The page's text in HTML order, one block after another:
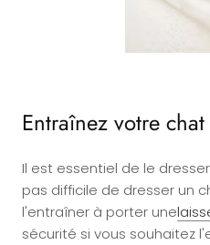
Entraînez votre chat
Il est essentiel de le
pas difficile de dresser un
l'entraîner à porter une
sécurité si vous souhaitez